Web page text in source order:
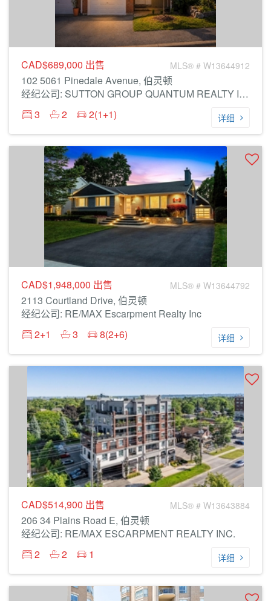
CAD$689,000 出售 MLS® # W13644912
102 5061 Pinedale Avenue, 伯灵顿
经纪公司: SUTTON GROUP QUANTUM REALTY INC.
3
2 2(1+1) 详细
CAD$1,948,000 出售 MLS® # W13644792
2113 Courtland Drive, 伯灵顿
经纪公司: RE/MAX Escarpment Realty Inc
2+1
3 8(2+6) 详细
CAD$514,900 出售 MLS® # W13643884
206 34 Plains Road E, 伯灵顿
经纪公司: RE/MAX ESCARPMENT REALTY INC.
2
2 1 详细